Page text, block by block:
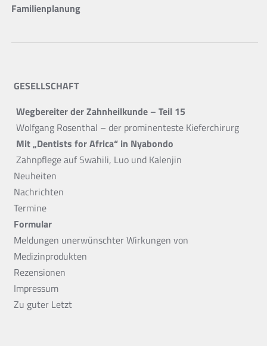
Familienplanung
GESELLSCHAFT
Wegbereiter der Zahnheilkunde – Teil 15
Wolfgang Rosenthal – der prominenteste Kieferchirurg
Mit „Dentists for Africa“ in Nyabondo
Zahnpflege auf Swahili, Luo und Kalenjin
Neuheiten
Nachrichten
Termine
Formular
Meldungen unerwünschter Wirkungen von
Medizinprodukten
Rezensionen
Impressum
Zu guter Letzt